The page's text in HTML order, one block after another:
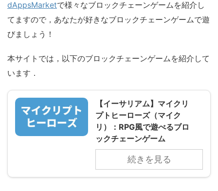
dAppsMarketで様々なブロックチェーンゲームを紹介し
てますので，あなたが好きなブロックチェーンゲームで遊
びましょう！
本サイトでは，以下のブロックチェーンゲームを紹介して
います．
【イーサリアム】マイクリ
プトヒーローズ（マイク
リ）：RPG風で遊べるブロ
ックチェーンゲーム
続きを見る